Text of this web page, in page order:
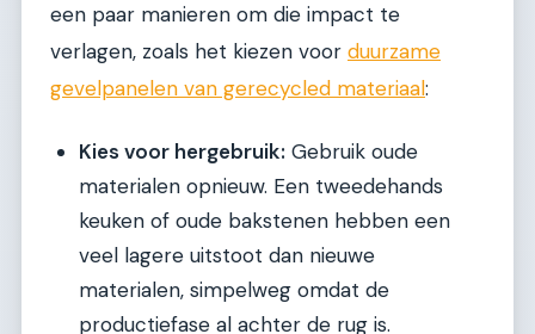
een paar manieren om die impact te
verlagen, zoals het kiezen voor duurzame
gevelpanelen van gerecycled materiaal:
Kies voor hergebruik: Gebruik oude
materialen opnieuw. Een tweedehands
keuken of oude bakstenen hebben een
veel lagere uitstoot dan nieuwe
materialen, simpelweg omdat de
productiefase al achter de rug is.